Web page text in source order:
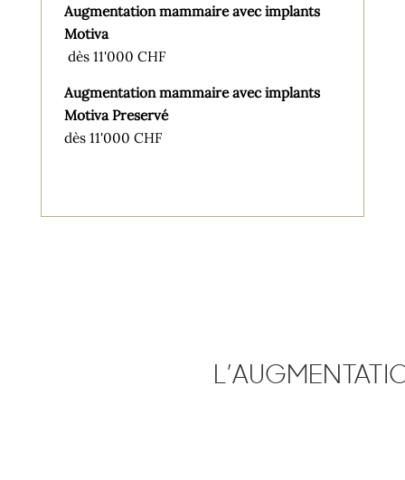
Augmentation mammaire avec implants
Motiva
dès 11'000 CHF
Augmentation mammaire avec implants
Motiva Preservé
dès 11'000 CHF